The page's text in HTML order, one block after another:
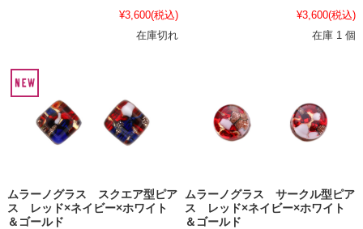
¥3,600(税込)
在庫切れ
¥3,600(税込)
在庫 1 個
ムラーノグラス スクエア型ピア
ス レッド×ネイビー×ホワイト
＆ゴールド
ムラーノグラス サークル型ピア
ス レッド×ネイビー×ホワイト
＆ゴールド